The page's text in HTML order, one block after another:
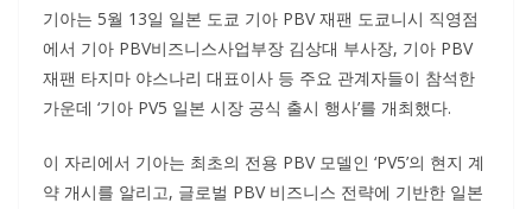
기아는 5월 13일 일본 도쿄 기아 PBV 재팬 도쿄니시 직영점
에서 기아 PBV비즈니스사업부장 김상대 부사장, 기아 PBV
재팬 타지마 야스나리 대표이사 등 주요 관계자들이 참석한
가운데 ‘기아 PV5 일본 시장 공식 출시 행사’를 개최했다.
이 자리에서 기아는 최초의 전용 PBV 모델인 ‘PV5’의 현지 계
약 개시를 알리고, 글로벌 PBV 비즈니스 전략에 기반한 일본